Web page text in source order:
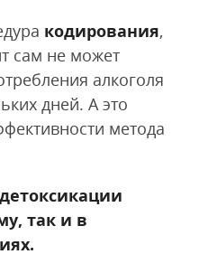
кодирования,
сам не может
алкоголя
дней. А это
метода
так и в